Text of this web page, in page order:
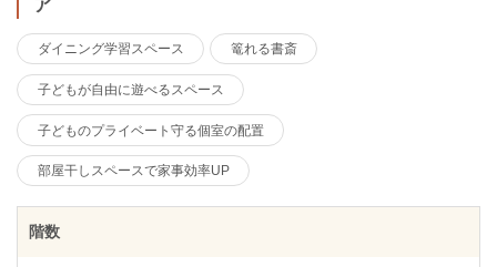
ア
ダイニング学習スペース 篭れる書斎
子どもが自由に遊べるスペース
子どものプライベート守る個室の配置
部屋干しスペースで家事効率UP
階数